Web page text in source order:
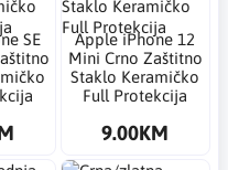
SE
Apple iPhone 12
Mini Crno Zaštitno
Staklo Keramičko
Full Protekcija
9.00KM